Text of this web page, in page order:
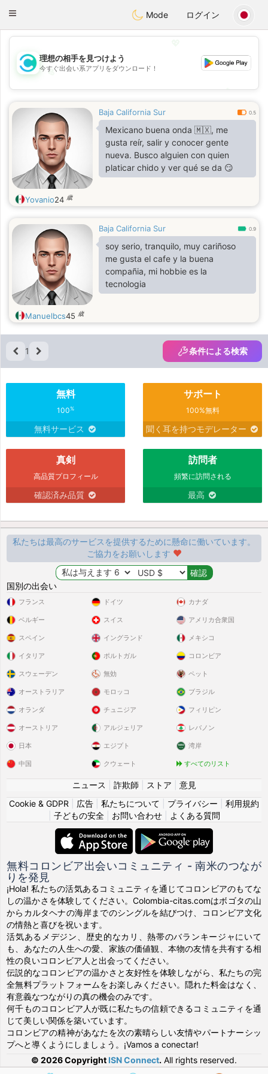
olombiaCitas
Toggle
Mode ログイン
💖
💕
理想の相手を見つけよう
今すぐ出会い系アプリをダウンロード！
Baja California Sur 0.5
Mexicano buena onda 🇲🇽, me
gusta reír, salir y conocer gente
nueva. Busco alguien con quien
platicar chido y ver qué se da 😏
Yovanio24 歳
Baja California Sur 0.9
soy serio, tranquilo, muy cariñoso
me gusta el cafe y la buena
compañia, mi hobbie es la
tecnologia
Manuelbcs45 歳
1 条件による検索
無料
100%
無料サービス
サポート
100%無料
聞く耳を持つモデレーター
真剣
高品質プロフィール
確認済み品質
訪問者
頻繁に訪問される
最高
私たちは最高のサービスを提供するために懸命に働いています。
ご協力をお願いします
国別の出会い
フランス
ベルギー
スペイン
イタリア
スウェーデン
ドイツ
スイス
イングランド
ポルトガル
無効
カナダ
アメリカ合衆国
メキシコ
コロンビア
ペット
オーストラリア
オランダ
オーストリア
日本
中国
モロッコ
チュニジア
アルジェリア
エジプト
クウェート
ブラジル
フィリピン
レバノン
湾岸
すべてのリスト
ニュース 詐欺師 ストア
意見
Cookie & GDPR
広告 私たちについて プライバシー
利用規約
子どもの安全| お問い合わせ| よくある質問
無料コロンビア出会いコミュニティ - 南米のつなが
りを発見
¡Hola! 私たちの活気あるコミュニティを通じてコロンビアのもてな
しの温かさを体験してください。Colombia-citas.comはボゴタの山
からカルタヘナの海岸までのシングルを結びつけ、コロンビア文化
の情熱と喜びを祝います。
活気あるメデジン、歴史的なカリ、熱帯のバランキージャにいて
も、あなたの人生への愛、家族の価値観、本物の友情を共有する相
性の良いコロンビア人と出会ってください。
伝説的なコロンビアの温かさと友好性を体験しながら、私たちの完
全無料プラットフォームをお楽しみください。隠れた料金はなく、
有意義なつながりの真の機会のみです。
何千ものコロンビア人が既に私たちの信頼できるコミュニティを通
じて美しい関係を築いています。
コロンビアの精神があなたを次の素晴らしい友情やパートナーシッ
プへと導くようにしましょう。¡Vamos a conectar!
© 2026 Copyright ISN Connect. All rights reserved.